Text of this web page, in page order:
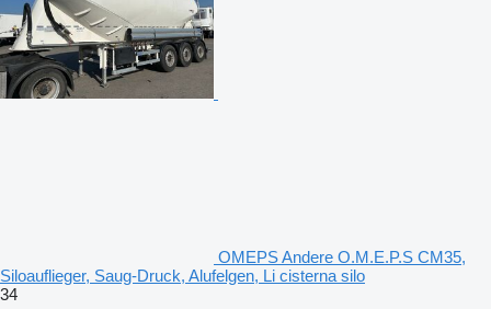
OMEPS Andere O.M.E.P.S CM35,
Siloauflieger, Saug-Druck, Alufelgen, Li cisterna silo
34